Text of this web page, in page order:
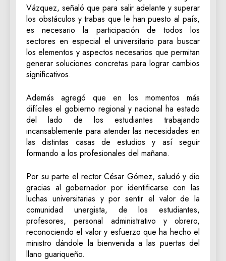
Vázquez, señaló que para salir adelante y superar
los obstáculos y trabas que le han puesto al país,
es necesario la participación de todos los
sectores en especial el universitario para buscar
los elementos y aspectos necesarios que permitan
generar soluciones concretas para lograr cambios
significativos.
Además agregó que en los momentos más
difíciles el gobierno regional y nacional ha estado
del lado de los estudiantes trabajando
incansablemente para atender las necesidades en
las distintas casas de estudios y así seguir
formando a los profesionales del mañana.
Por su parte el rector César Gómez, saludó y dio
gracias al gobernador por identificarse con las
luchas universitarias y por sentir el valor de la
comunidad unergista, de los estudiantes,
profesores, personal administrativo y obrero,
reconociendo el valor y esfuerzo que ha hecho el
ministro dándole la bienvenida a las puertas del
llano guariqueño.